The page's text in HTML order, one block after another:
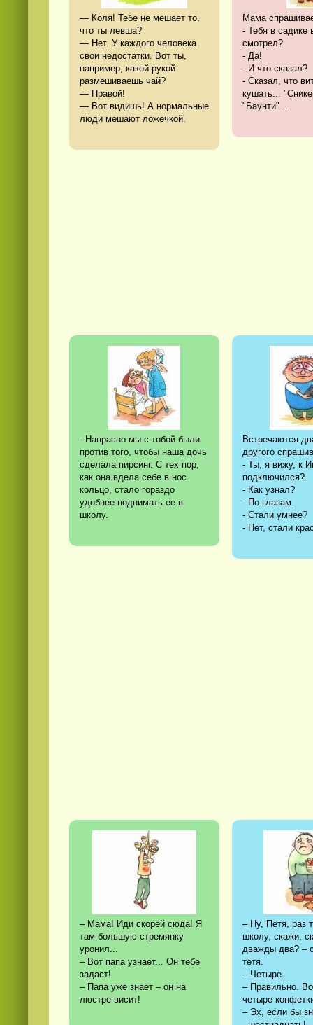
— Коля! Тебе не мешает то,
что ты левша?
— Нет. У каждого человека
свои недостатки. Вот ты,
например, какой рукой
размешиваешь чай?
— Правой!
— Вот видишь! А нормальные
люди мешают ложечкой.
Мама
- Тебя в садике
смотрел?
- Да!
- И что сказал?
- Сказал, что
кушать...
"Баунти"...
- Напрасно мы с тобой были
против того, чтобы наша дочь
сделала пирсинг. С тех пор,
как она вдела себе в нос
кольцо, стало гораздо
удобнее поднимать ее в
школу.
Встречаются
другого
- Ты, я вижу, к
подключился?
- Как узнал?
- По глазам.
- Стали умнее?
- Нет, стали
– Мама! Иди скорей сюда! Я
там большую стремянку
уронил...
– Вот папа узнает... Он тебе
задаст!
– Папа уже знает – он на
люстре висит!
– Ну, Петя, раз
школу, скажи,
дважды два? –
тетя.
– Четыре.
– Правильно.
четыре
– Эх, если бы